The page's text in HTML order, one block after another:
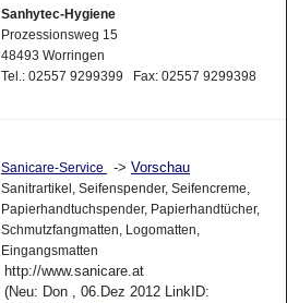
Sanhytec-Hygiene
Prozessionsweg 15
48493 Worringen
Tel.: 02557 9299399 Fax: 02557 9299398
Sanicare-Service -> Vorschau
Sanitrartikel, Seifenspender, Seifencreme,
Papierhandtuchspender, Papierhandtücher,
Schmutzfangmatten, Logomatten,
Eingangsmatten
http://www.sanicare.at
(Neu: Don , 06.Dez 2012 LinkID: